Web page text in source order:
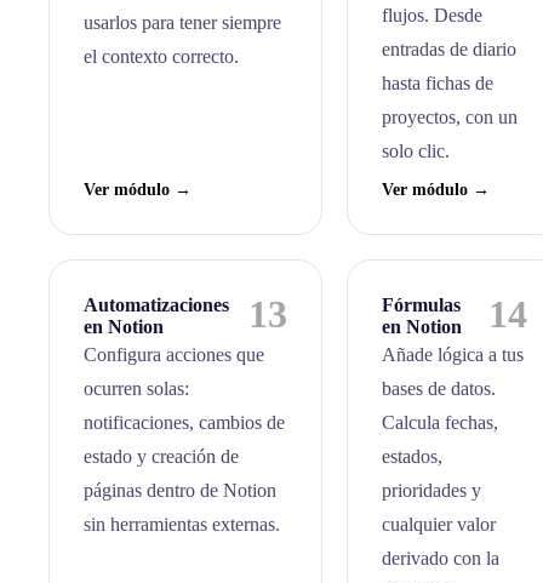
usarlos para tener siempre
el contexto correcto.
Ver módulo →
flujos. Desde
entradas de diario
hasta fichas de
proyectos, con un
solo clic.
Ver módulo →
Automatizaciones
en Notion
13
Configura acciones que
ocurren solas:
notificaciones, cambios de
estado y creación de
páginas dentro de Notion
sin herramientas externas.
Fórmulas
en Notion
14
Añade lógica a tus
bases de datos.
Calcula fechas,
estados,
prioridades y
cualquier valor
derivado con la